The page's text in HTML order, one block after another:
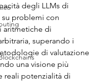
degli LLMs di
su problemi con
aritmetiche di
superando i
di valutazione
una visione più
reali potenzialità di